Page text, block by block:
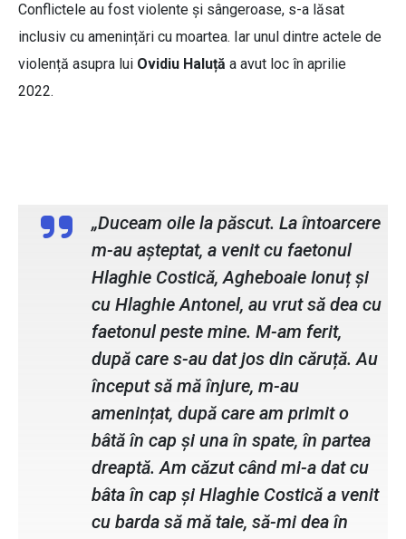
Conflictele au fost violente și sângeroase, s-a lăsat
inclusiv cu amenințări cu moartea. Iar unul dintre actele de
violență asupra lui Ovidiu Haluță a avut loc în aprilie
2022.
„Duceam oile la păscut. La întoarcere
m-au așteptat, a venit cu faetonul
Hlaghie Costică, Agheboaie Ionuț și
cu Hlaghie Antonel, au vrut să dea cu
faetonul peste mine. M-am ferit,
după care s-au dat jos din căruță. Au
început să mă înjure, m-au
amenințat, după care am primit o
bâtă în cap și una în spate, în partea
dreaptă. Am căzut când mi-a dat cu
bâta în cap și Hlaghie Costică a venit
cu barda să mă taie, să-mi dea în